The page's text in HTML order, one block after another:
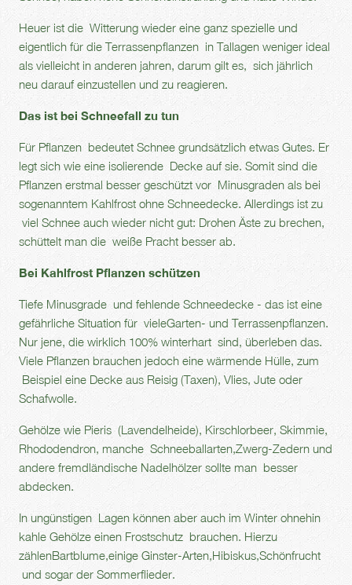
Heuer ist die Witterung wieder eine ganz spezielle und
eigentlich für die Terrassenpflanzen in Tallagen weniger ideal
als vielleicht in anderen jahren, darum gilt es, sich jährlich
neu darauf einzustellen und zu reagieren.
Das ist bei Schneefall zu tun
Für Pflanzen bedeutet Schnee grundsätzlich etwas Gutes. Er
legt sich wie eine isolierende Decke auf sie. Somit sind die
Pflanzen erstmal besser geschützt vor Minusgraden als bei
sogenanntem Kahlfrost ohne Schneedecke. Allerdings ist zu
viel Schnee auch wieder nicht gut: Drohen Äste zu brechen,
schüttelt man die weiße Pracht besser ab.
Bei Kahlfrost Pflanzen schützen
Tiefe Minusgrade und fehlende Schneedecke - das ist eine
gefährliche Situation für vieleGarten- und Terrassenpflanzen.
Nur jene, die wirklich 100% winterhart sind, überleben das.
Viele Pflanzen brauchen jedoch eine wärmende Hülle, zum
Beispiel eine Decke aus Reisig (Taxen), Vlies, Jute oder
Schafwolle.
Gehölze wie Pieris (Lavendelheide), Kirschlorbeer, Skimmie,
Rhododendron, manche Schneeballarten,Zwerg-Zedern und
andere fremdländische Nadelhölzer sollte man besser
abdecken.
In ungünstigen Lagen können aber auch im Winter ohnehin
kahle Gehölze einen Frostschutz brauchen. Hierzu
zählenBartblume,einige Ginster-Arten,Hibiskus,Schönfrucht
und sogar der Sommerflieder.